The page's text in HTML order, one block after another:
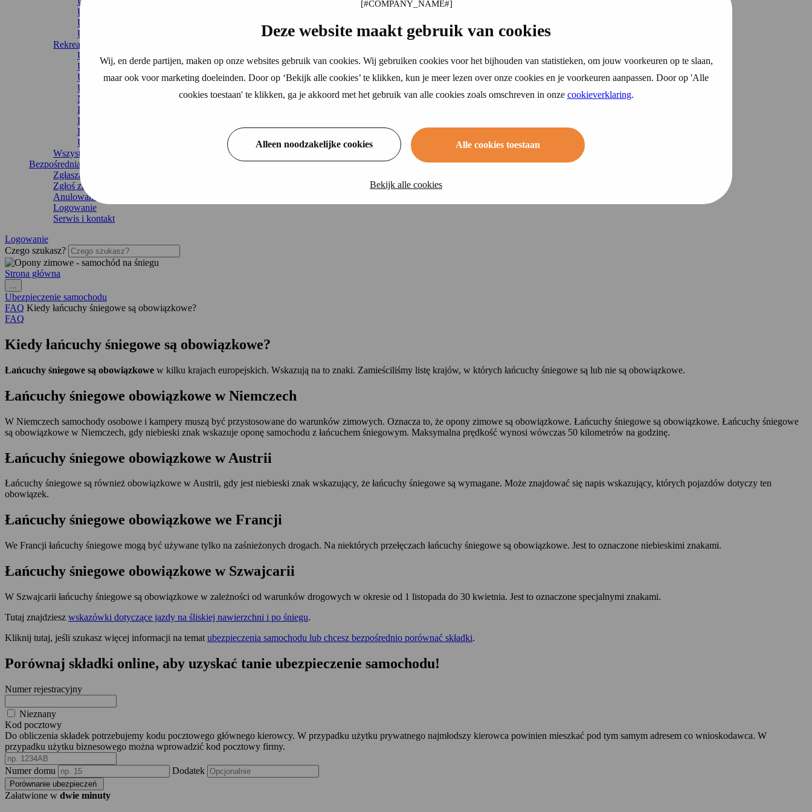
Deze website maakt gebruik van cookies
Wij, en derde partijen, maken op onze websites gebruik van cookies. Wij gebruiken cookies voor het bijhouden van statistieken, om jouw voorkeuren op te slaan,
maar ook voor marketing doeleinden. Door op ‘Bekijk alle cookies’ te klikken, kun je meer lezen over onze cookies en je voorkeuren aanpassen. Door op 'Alle
cookies toestaan' te klikken, ga je akkoord met het gebruik van alle cookies zoals omschreven in onze cookieverklaring.
Alleen noodzakelijke cookies Alle cookies toestaan
Bekijk alle cookies
Ubezpieczenie budynku
Ubezpieczenie ochrony prawnej
Ubezpieczenie domu
Rekreacja
Ubezpieczenie łodzi
Ubezpieczenie kampera
Ubezpieczenie przyczepy kempingowej
Ubezpieczenie domku letniskowego
Nieprzerwane ubezpieczenie podróżne
Dom rekreacyjny
Dom mobilny
Dom wakacyjny
Ubezpieczenie przyczepy
Wszystkie ubezpieczenia
Bezpośrednia organizacja
Zgłaszanie uszkodzeń
Zgłoś zmianę
Anulowanie ubezpieczenia
Logowanie
Serwis i kontakt
Logowanie
Czego szukasz?
Strona główna
...
Ubezpieczenie samochodu
FAQ Kiedy łańcuchy śniegowe są obowiązkowe?
FAQ
Kiedy łańcuchy śniegowe są obowiązkowe?
Łańcuchy śniegowe są obowiązkowe w kilku krajach europejskich. Wskazują na to znaki. Zamieściliśmy listę krajów, w których łańcuchy śniegowe są lub nie są obowiązkowe.
Łańcuchy śniegowe obowiązkowe w Niemczech
W Niemczech samochody osobowe i kampery muszą być przystosowane do warunków zimowych. Oznacza to, że opony zimowe są obowiązkowe. Łańcuchy śniegowe są obowiązkowe. Łańcuchy śniegowe
są obowiązkowe w Niemczech, gdy niebieski znak wskazuje oponę samochodu z łańcuchem śniegowym. Maksymalna prędkość wynosi wówczas 50 kilometrów na godzinę.
Łańcuchy śniegowe obowiązkowe w Austrii
Łańcuchy śniegowe są również obowiązkowe w Austrii, gdy jest niebieski znak wskazujący, że łańcuchy śniegowe są wymagane. Może znajdować się napis wskazujący, których pojazdów dotyczy ten
obowiązek.
Łańcuchy śniegowe obowiązkowe we Francji
We Francji łańcuchy śniegowe mogą być używane tylko na zaśnieżonych drogach. Na niektórych przełęczach łańcuchy śniegowe są obowiązkowe. Jest to oznaczone niebieskimi znakami.
Łańcuchy śniegowe obowiązkowe w Szwajcarii
W Szwajcarii łańcuchy śniegowe są obowiązkowe w zależności od warunków drogowych w okresie od 1 listopada do 30 kwietnia. Jest to oznaczone specjalnymi znakami.
Tutaj znajdziesz wskazówki dotyczące jazdy na śliskiej nawierzchni i po śniegu.
Kliknij tutaj, jeśli szukasz więcej informacji na temat ubezpieczenia samochodu lub chcesz bezpośrednio porównać składki.
Porównaj składki online, aby uzyskać tanie ubezpieczenie samochodu!
Numer rejestracyjny
Nieznany
Kod pocztowy
Do obliczenia składek potrzebujemy kodu pocztowego głównego kierowcy. W przypadku użytku prywatnego najmłodszy kierowca powinien mieszkać pod tym samym adresem co wnioskodawca. W
przypadku użytku biznesowego można wprowadzić kod pocztowy firmy.
Numer domu Dodatek
Porównanie ubezpieczeń
Załatwione w dwie minuty